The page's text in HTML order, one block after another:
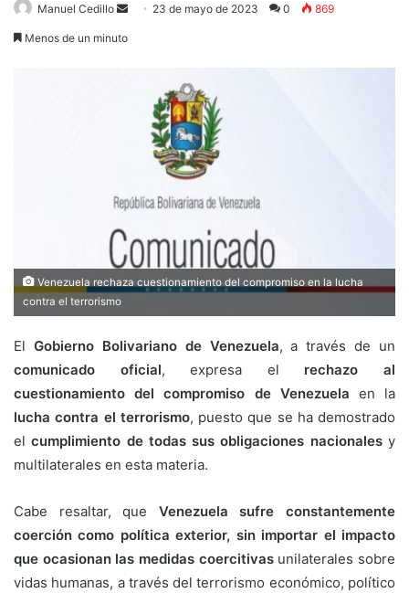
Manuel Cedillo
Send 23 de mayo de 2023 0 869
Menos de un minuto
Venezuela rechaza cuestionamiento del compromiso en la lucha
contra el terrorismo
El Gobierno Bolivariano de Venezuela, a través de un
comunicado oficial, expresa el rechazo al
cuestionamiento del compromiso de Venezuela en la
lucha contra el terrorismo, puesto que se ha demostrado
elcumplimiento de todas sus obligaciones nacionalesy
multilaterales en esta materia.
Cabe resaltar, que Venezuela sufre constantemente
coerción como política exterior, sin importar el impacto
que ocasionan las medidas coercitivasunilaterales sobre
vidas humanas, a través del terrorismo económico, político